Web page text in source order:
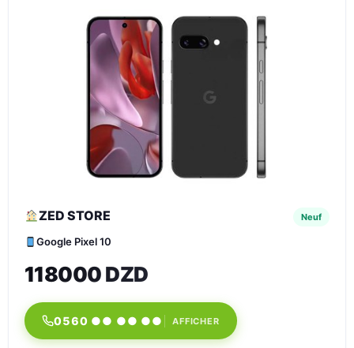
ZED STORE Neuf
Google Pixel 10
118000 DZD
0560 ●● ●● ●● AFFICHER